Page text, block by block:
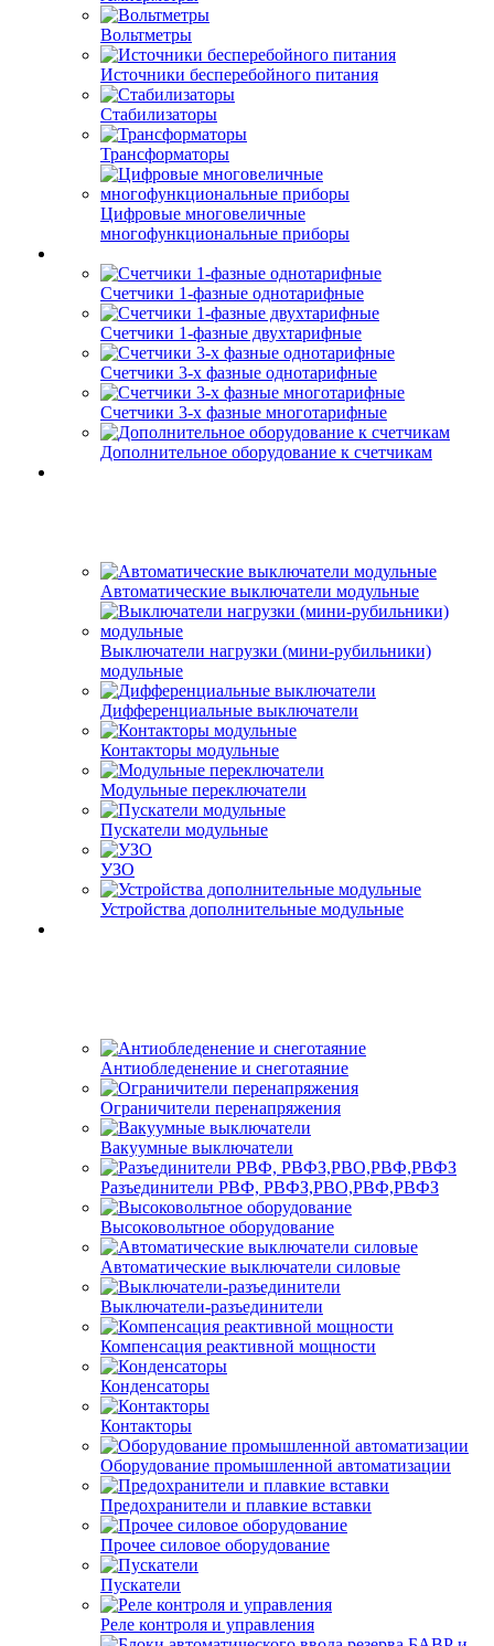
Вольтметры
Источники бесперебойного питания
Стабилизаторы
Трансформаторы
Цифровые многовеличные
многофункциональные приборы
Счетчики 1-фазные однотарифные
Счетчики 1-фазные двухтарифные
Счетчики 3-х фазные однотарифные
Счетчики 3-х фазные многотарифные
Дополнительное оборудование к счетчикам
Автоматические выключатели модульные
Выключатели нагрузки (мини-рубильники)
модульные
Дифференциальные выключатели
Контакторы модульные
Модульные переключатели
Пускатели модульные
УЗО
Устройства дополнительные модульные
Антиобледенение и снеготаяние
Ограничители перенапряжения
Вакуумные выключатели
Разъединители РВФ, РВФЗ,РВО,РВФ,РВФЗ
Высоковольтное оборудование
Автоматические выключатели cиловые
Выключатели-разъединители
Компенсация реактивной мощности
Конденсаторы
Контакторы
Оборудование промышленной автоматизации
Предохранители и плавкие вставки
Прочее силовое оборудование
Пускатели
Реле контроля и управления